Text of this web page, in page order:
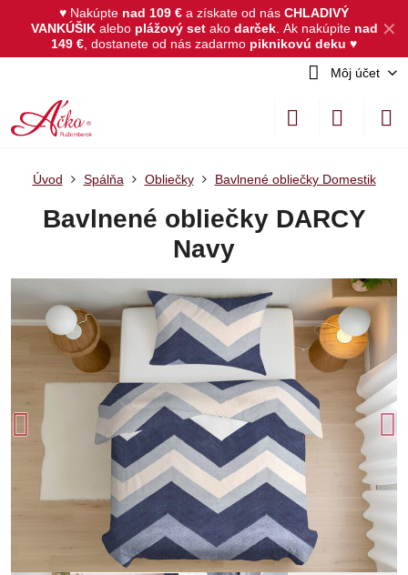
✕
♥ Nakúpte nad 109 € a získate od nás CHLADIVÝ
VANKÚŠIKalebo plážový set akodarček. Ak nakúpite nad
149 € , dostanete od nás zadarmo piknikovú deku ♥
Môj účet
Úvod Spálňa Obliečky Bavlnené obliečky Domestik
Bavlnené obliečky DARCY
Navy